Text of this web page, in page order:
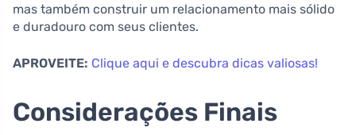
mas também construir um relacionamento mais sólido
e duradouro com seus clientes.
APROVEITE: Clique aqui e descubra dicas valiosas!
Considerações Finais